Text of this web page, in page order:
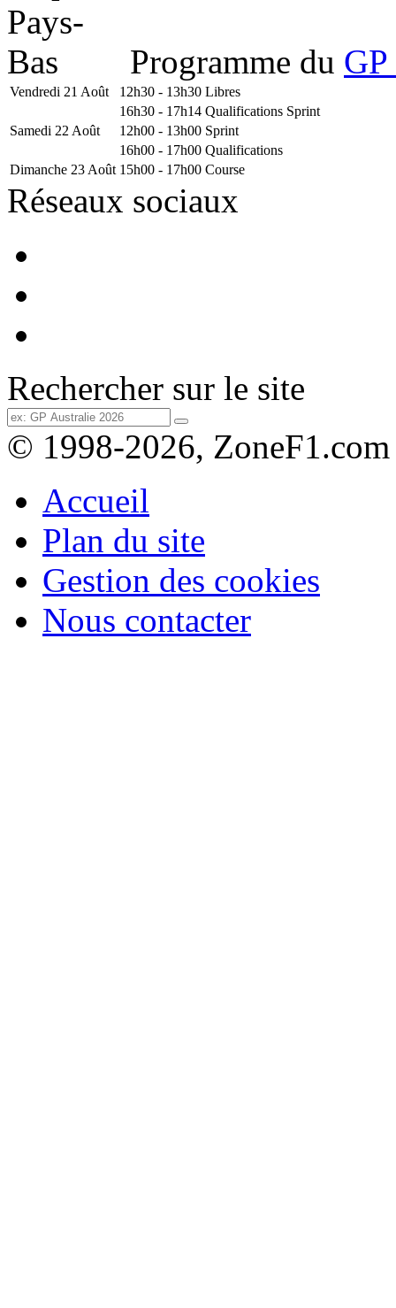
Programme du
Vendredi 21 Août 12h30 - 13h30 Libres
16h30 - 17h14 Qualifications Sprint
Samedi 22 Août
12h00 - 13h00 Sprint
16h00 - 17h00 Qualifications
Dimanche 23 Août 15h00 - 17h00 Course
Réseaux sociaux
Rechercher sur le site
© 1998-2026, ZoneF1.com
Accueil
Plan du site
Gestion des cookies
Nous contacter